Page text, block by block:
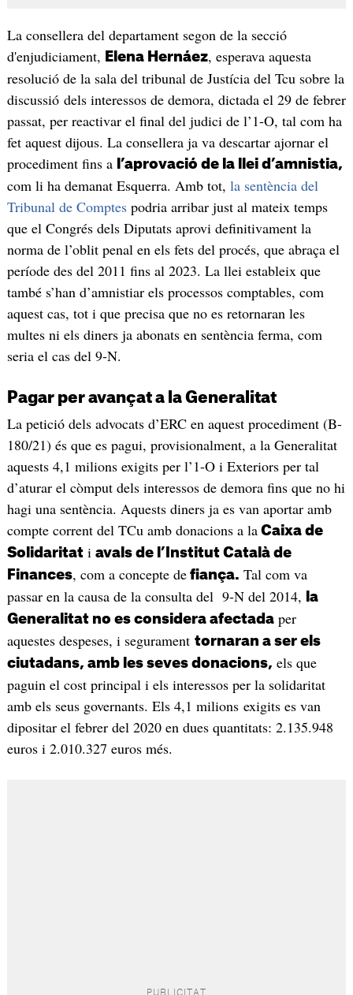
La consellera del departament segon de la secció
d'enjudiciament, Elena Hernáez, esperava aquesta
resolució de la sala del tribunal de Justícia del Tcu sobre la
discussió dels interessos de demora, dictada el 29 de febrer
passat, per reactivar el final del judici de l’1-O, tal com ha
fet aquest dijous. La consellera ja va descartar ajornar el
procediment fins a l’aprovació de la llei d’amnistia,
com li ha demanat Esquerra. Amb tot, la sentència del
Tribunal de Comptespodria arribar just al mateix temps
que el Congrés dels Diputats aprovi definitivament la
norma de l’oblit penal en els fets del procés, que abraça el
període des del 2011 fins al 2023. La llei estableix que
també s’han d’amnistiar els processos comptables, com
aquest cas, tot i que precisa que no es retornaran les
multes ni els diners ja abonats en sentència ferma, com
seria el cas del 9-N.
Pagar per avançat a la Generalitat
La petició dels advocats d’ERC en aquest procediment (B-
180/21) és que es pagui, provisionalment, a la Generalitat
aquests 4,1 milions exigits per l’1-O i Exteriors per tal
d’aturar el còmput dels interessos de demora fins que no hi
hagi una sentència. Aquests diners ja es van aportar amb
compte corrent del TCu amb donacions a la Caixa de
Solidaritati avals de l’Institut Català de
Finances, com a concepte defiança. Tal com va
passar en la causa de la consulta del 9-N del 2014,
la
Generalitat no es considera afectadaper
aquestes despeses, i segurament tornaran a ser els
ciutadans, amb les seves donacions, els que
paguin el cost principal i els interessos per la solidaritat
amb els seus governants. Els 4,1 milions exigits es van
dipositar el febrer del 2020 en dues quantitats: 2.135.948
euros i 2.010.327 euros més.